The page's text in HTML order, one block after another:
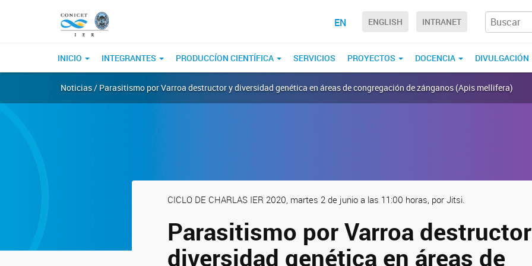
EN ENGLISH INTRANET
INICIO INTEGRANTES PRODUCCÍON CIENTÍFICA SERVICIOS PROYECTOS DOCENCIA DIVULGACIÓN
Noticias / Parasitismo por Varroa destructor y diversidad genética en áreas de congregación de zánganos (Apis mellifera)
CICLO DE CHARLAS IER 2020, martes 2 de junio a las 11:00 horas, por Jitsi.
Parasitismo por Varroa
diversidad genética en áreas de